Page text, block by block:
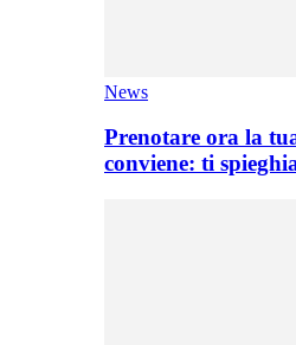
News
Prenotare ora la
conviene: ti